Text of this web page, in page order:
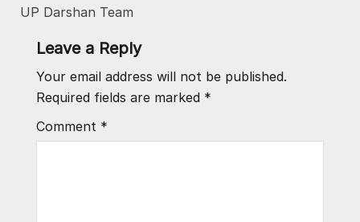
UP Darshan Team
Leave a Reply
Your email address will not be published.
Required fields are marked *
Comment *